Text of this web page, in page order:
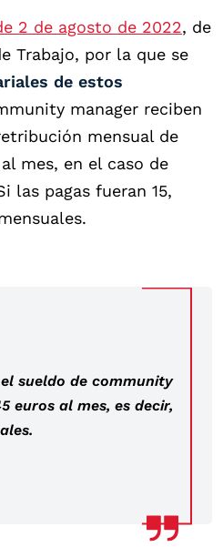
2 de agosto de 2022, de
Trabajo, por la que se
de estos
manager reciben
mensual de
mes, en el caso de
las pagas fueran 15,
sueldo de community
euros al mes, es decir,